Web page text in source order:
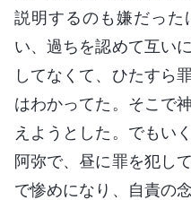
説明するのも嫌だった
い、過ちを認めて互い
してなくて、ひたすら
はわかってた。そこで
えようとした。でもい
阿弥で、昼に罪を犯し
で惨めになり、自責の